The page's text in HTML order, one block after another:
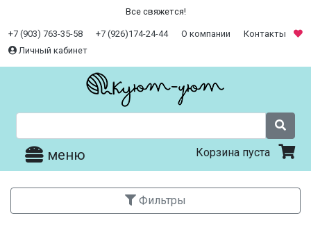
Все свяжется!
+7 (903) 763-35-58 +7 (926)174-24-44 О компании
Контакты
Личный кабинет
меню Корзина пуста
Фильтры